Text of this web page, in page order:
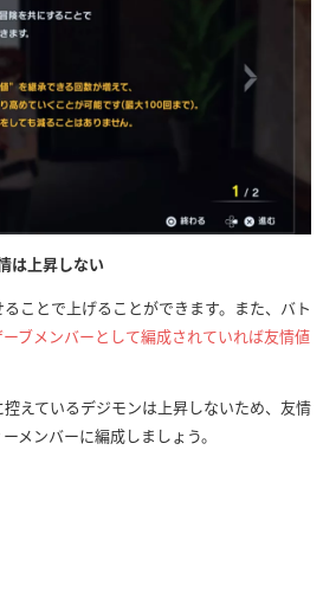
は上昇しない
ことで上げることができます。また、バト
ーブメンバーとして編成されていれば友情値
えているデジモンは上昇しないため、友情
メンバーに編成しましょう。